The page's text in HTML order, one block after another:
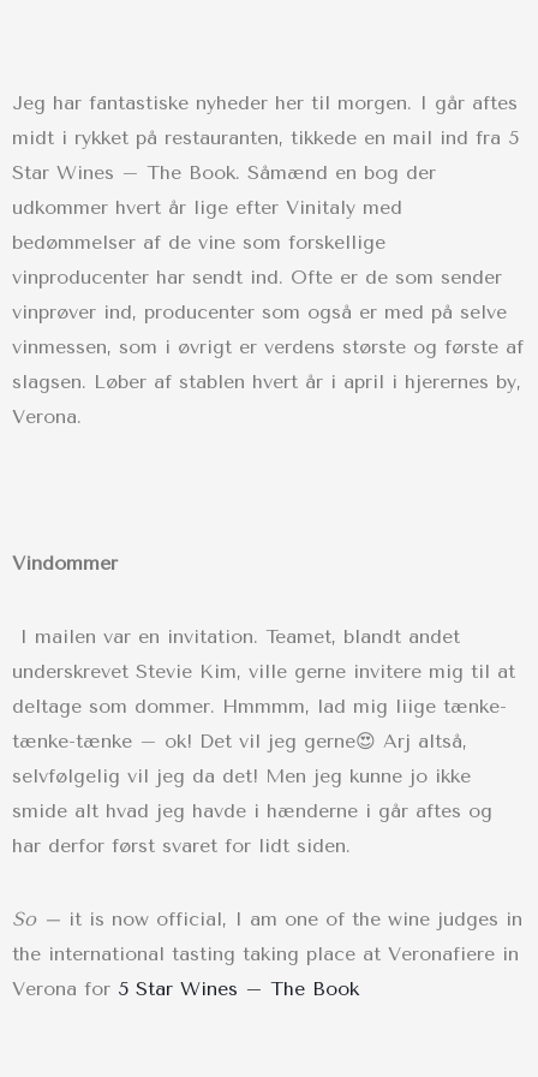
Jeg har fantastiske nyheder her til morgen. I går aftes
midt i rykket på restauranten, tikkede en mail ind fra 5
Star Wines – The Book. Såmænd en bog der
udkommer hvert år lige efter Vinitaly med
bedømmelser af de vine som forskellige
vinproducenter har sendt ind. Ofte er de som sender
vinprøver ind, producenter som også er med på selve
vinmessen, som i øvrigt er verdens største og første af
slagsen. Løber af stablen hvert år i april i hjerernes by,
Verona.
Vindommer
I mailen var en invitation. Teamet, blandt andet
underskrevet Stevie Kim, ville gerne invitere mig til at
deltage som dommer. Hmmmm, lad mig liige tænke-
tænke-tænke – ok! Det vil jeg gerne😍 Arj altså,
selvfølgelig vil jeg da det! Men jeg kunne jo ikke
smide alt hvad jeg havde i hænderne i går aftes og
har derfor først svaret for lidt siden.
So – it is now official, I am one of the wine judges in
the international tasting taking place at Veronafiere in
Verona for 5 Star Wines – The Book